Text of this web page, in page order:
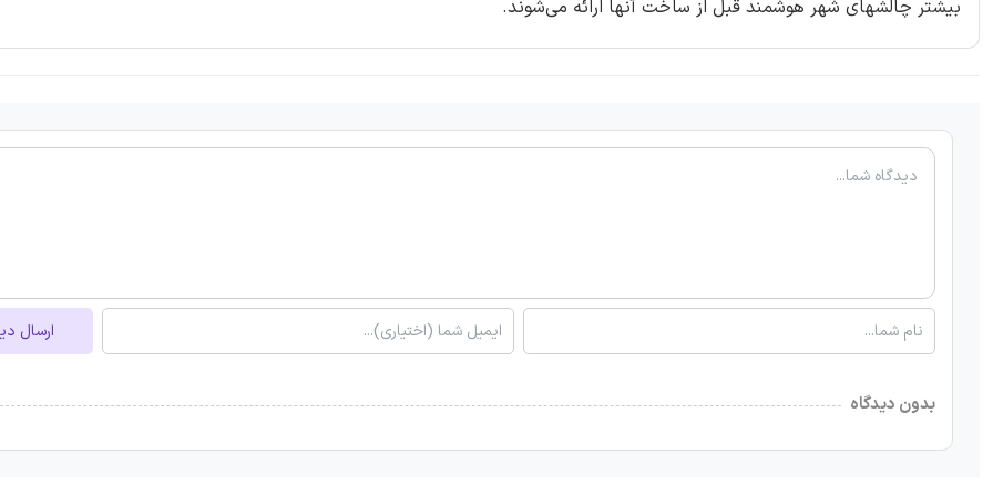
بیشتر چالشهای شهر هوشمند قبل از ساخت آنها ارائه می‌شوند.
ارسال
بدون دیدگاه